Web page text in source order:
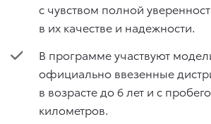
с чувством полной
в их качестве и надежности.
В программе участвуют
официально ввезенные
в возрасте до 6 лет и с
километров.